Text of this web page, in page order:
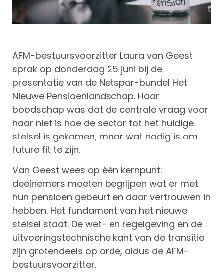
AFM-bestuursvoorzitter Laura van Geest
sprak op donderdag 25 juni bij de
presentatie van de Netspar-bundel Het
Nieuwe Pensioenlandschap. Haar
boodschap was dat de centrale vraag voor
haar niet is hoe de sector tot het huidige
stelsel is gekomen, maar wat nodig is om
future fit te zijn.
Van Geest wees op één kernpunt:
deelnemers moeten begrijpen wat er met
hun pensioen gebeurt en daar vertrouwen in
hebben. Het fundament van het nieuwe
stelsel staat. De wet- en regelgeving en de
uitvoeringstechnische kant van de transitie
zijn grotendeels op orde, aldus de AFM-
bestuursvoorzitter.